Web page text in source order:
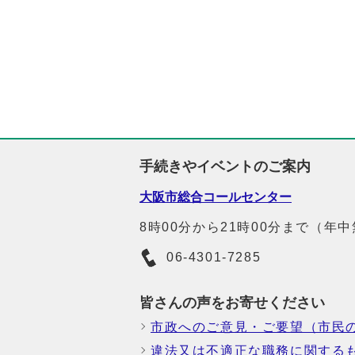
手続きやイベントのご案内
大阪市総合コールセンター
8時00分から21時00分まで（年中
06-4301-7285
皆さんの声をお寄せください
市政へのご意見・ご要望（市民
違法又は不適正な職務に関する